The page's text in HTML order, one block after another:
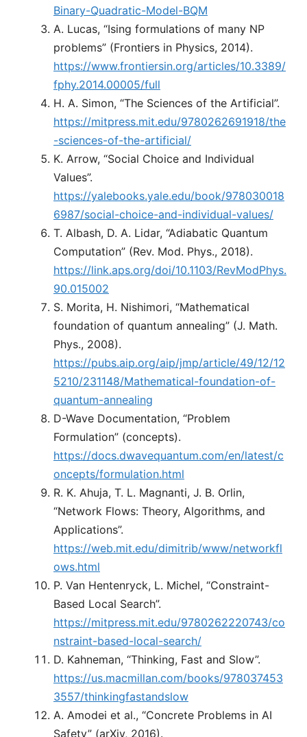
Binary-Quadratic-Model-BQM
A. Lucas, “Ising formulations of many NP
problems” (Frontiers in Physics, 2014).
https://www.frontiersin.org/articles/10.3389/
fphy.2014.00005/full
H. A. Simon, “The Sciences of the Artificial”.
https://mitpress.mit.edu/9780262691918/the
-sciences-of-the-artificial/
K. Arrow, “Social Choice and Individual
Values”.
https://yalebooks.yale.edu/book/978030018
6987/social-choice-and-individual-values/
T. Albash, D. A. Lidar, “Adiabatic Quantum
Computation” (Rev. Mod. Phys., 2018).
https://link.aps.org/doi/10.1103/RevModPhys.
90.015002
S. Morita, H. Nishimori, “Mathematical
foundation of quantum annealing” (J. Math.
Phys., 2008).
https://pubs.aip.org/aip/jmp/article/49/12/12
5210/231148/Mathematical-foundation-of-
quantum-annealing
D-Wave Documentation, “Problem
Formulation” (concepts).
https://docs.dwavequantum.com/en/latest/c
oncepts/formulation.html
R. K. Ahuja, T. L. Magnanti, J. B. Orlin,
“Network Flows: Theory, Algorithms, and
Applications”.
https://web.mit.edu/dimitrib/www/networkfl
ows.html
P. Van Hentenryck, L. Michel, “Constraint-
Based Local Search”.
https://mitpress.mit.edu/9780262220743/co
nstraint-based-local-search/
D. Kahneman, “Thinking, Fast and Slow”.
https://us.macmillan.com/books/978037453
3557/thinkingfastandslow
A. Amodei et al., “Concrete Problems in AI
Safety” (arXiv, 2016).